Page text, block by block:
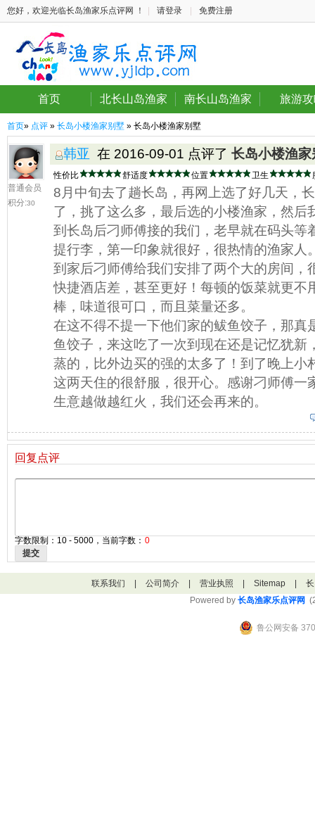
您好，欢迎光临长岛渔家乐点评网 ！ 请登录 免费注册
首页 北长山岛渔家 南长山岛渔家 旅游
首页» 点评 » 长岛小楼渔家别墅 » 长岛小楼渔家别墅
普通会员
积分:30
韩亚 在 2016-09-01 点评了 长岛小楼渔家
性价比 舒适度 位置 卫生
8月中旬去了趟长岛，再网上选了好几天，
了，挑了这么多，最后选的小楼渔家，然后
到长岛后刁师傅接的我们，老早就在码头等
提行李，第一印象就很好，很热情的渔家人
到家后刁师傅给我们安排了两个大的房间，
快捷酒店差，甚至更好！每顿的饭菜就更不
棒，味道很可口，而且菜量还多。
在这不得不提一下他们家的鲅鱼饺子，那真
鱼饺子，来这吃了一次到现在还是记忆犹新
蒸的，比外边买的强的太多了！到了晚上小
这两天住的很舒服，很开心。感谢刁师傅一
生意越做越红火，我们还会再来的。
回复点评
字数限制：10 - 5000，当前字数： 0
提交
联系我们 公司简介 营业执照 Sitemap
Powered by 长岛渔家乐点评网
鲁公网安备